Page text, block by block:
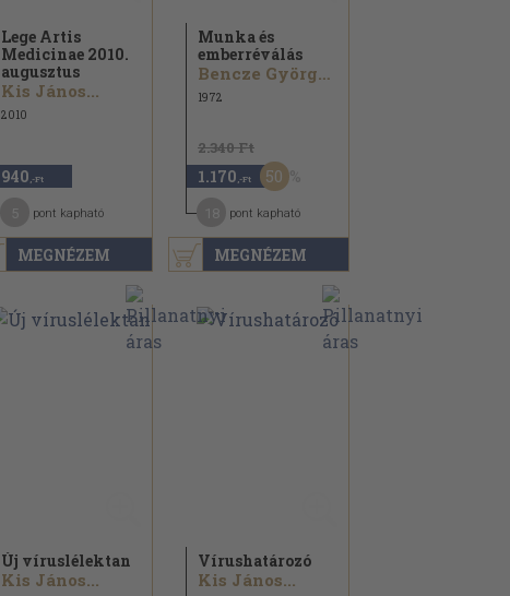
MEGNÉZEM
Lege Artis
Medicinae 2010.
augusztus
Kis János...
2010
940 ,-Ft
pont kapható
MEGNÉZEM
Munka és
emberréválás
Bencze György...
1972
2.340 Ft
1.170 ,-Ft 50
pont kapható
Új víruslélektan
Kis János...
Vírushatározó
Kis János...